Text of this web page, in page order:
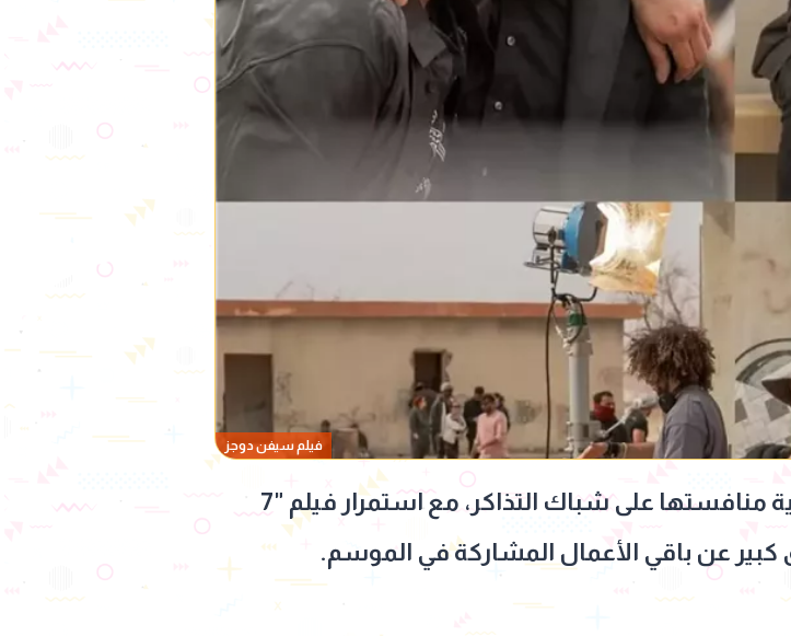
فيلم سيفن دوجز
واصلت الأفلام المعروضة بدور السينما المصرية منافستها على شباك التذاكر، مع استمرار فيلم "7